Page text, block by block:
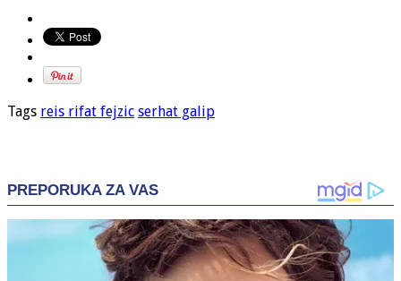
Tags reis rifat fejzic serhat galip